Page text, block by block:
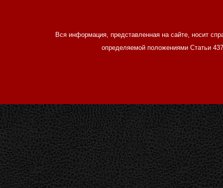
Вся информация, представленная на сайте, носит
определяемой положениями Статьи